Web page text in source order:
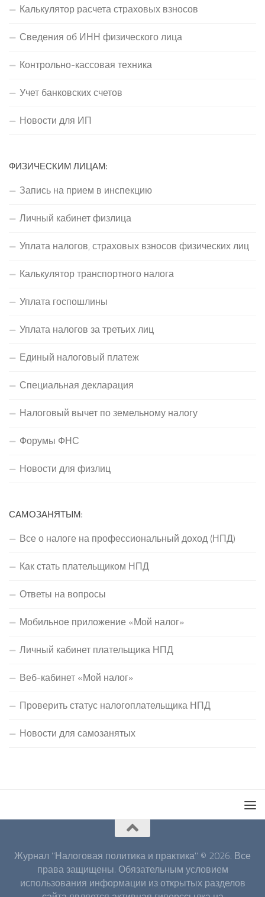
Калькулятор расчета страховых взносов
Сведения об ИНН физического лица
Контрольно-кассовая техника
Учет банковских счетов
Новости для ИП
ФИЗИЧЕСКИМ ЛИЦАМ:
Запись на прием в инспекцию
Личный кабинет физлица
Уплата налогов, страховых взносов физических лиц
Калькулятор транспортного налога
Уплата госпошлины
Уплата налогов за третьих лиц
Единый налоговый платеж
Специальная декларация
Налоговый вычет по земельному налогу
Форумы ФНС
Новости для физлиц
САМОЗАНЯТЫМ:
Все о налоге на профессиональный доход (НПД)
Как стать плательщиком НПД
Ответы на вопросы
Мобильное приложение «Мой налог»
Личный кабинет плательщика НПД
Веб-кабинет «Мой налог»
Проверить статус налогоплательщика НПД
Новости для самозанятых
Журнал "Налоговая политика и практика" © 2026. Все
права защищены. Обязательным условием
использования информации из открытых разделов